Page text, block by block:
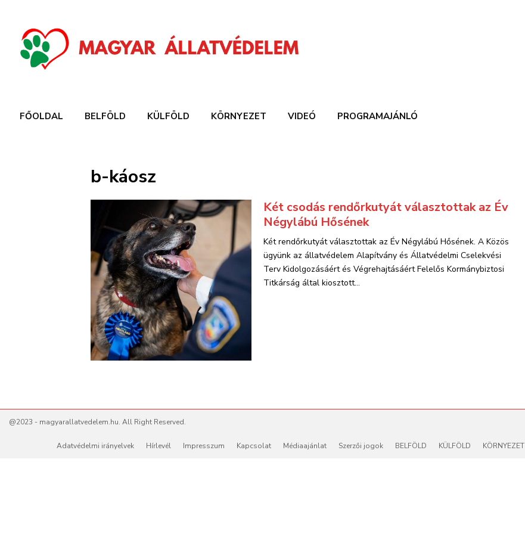
FŐOLDAL BELFÖLD KÜLFÖLD KÖRNYEZET VIDEÓ PROGRAMAJÁNLÓ
b-káosz
Két csodás rendőrkutyát választottak az Év
Négylábú Hősének
Két rendőrkutyát választottak az Év Négylábú Hősének. A Közös
ügyünk az állatvédelem Alapítvány és Állatvédelmi Cselekvési
Terv Kidolgozásáért és Végrehajtásáért Felelős Kormánybiztosi
Titkárság által kiosztott...
@2023 - magyarallatvedelem.hu. All Right Reserved.
Adatvédelmi irányelvek Hírlevél Impresszum Kapcsolat Médiaajánlat Szerzői jogok BELFÖLD KÜLFÖLD KÖRNYEZET